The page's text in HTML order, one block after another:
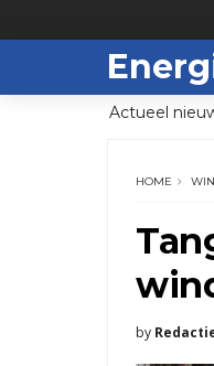
Actueel
HOME
by